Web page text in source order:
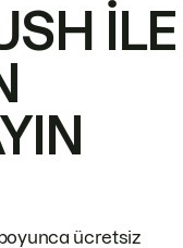
ILE
ücretsiz